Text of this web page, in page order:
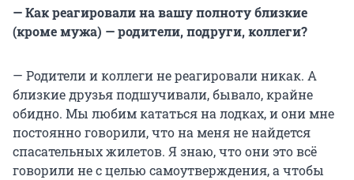
— Как реагировали на вашу полноту близкие
(кроме мужа) — родители, подруги, коллеги?
— Родители и коллеги не реагировали никак. А
близкие друзья подшучивали, бывало, крайне
обидно. Мы любим кататься на лодках, и они мне
постоянно говорили, что на меня не найдется
спасательных жилетов. Я знаю, что они это всё
говорили не с целью самоутверждения, а чтобы